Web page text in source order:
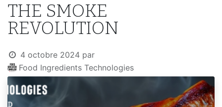
THE SMOKE
REVOLUTION
4 octobre 2024 par
Food Ingredients Technologies